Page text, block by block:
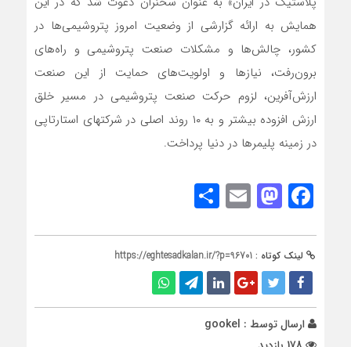
همایش به ارائه گزارشی از وضعیت امروز پتروشیمی‌ها در‌
کشور، چالش‌ها و مشکلات صنعت پتروشیمی و راه‌‌های
برون‌رفت، نیازها و اولویت‌های حمایت از این صنعت
ارزش‌آفرین، لزوم حرکت صنعت پتروشیمی در مسیر خلق
ارزش افزوده بیشتر و به ۱۰ روند اصلی در شرکتهای استارتاپی
در زمینه پلیمرها در دنیا پرداخت.
Facebook
Mastodon
Email
لینک کوتاه : https://eghtesadkalan.ir/?p=96701
ارسال توسط : gookel